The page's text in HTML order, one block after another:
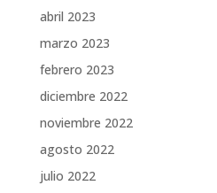
abril 2023
marzo 2023
febrero 2023
diciembre 2022
noviembre 2022
agosto 2022
julio 2022